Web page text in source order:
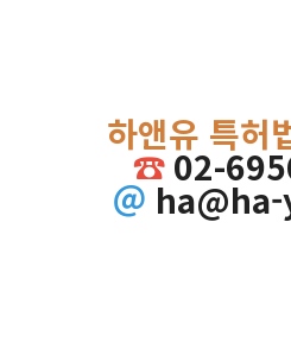
하앤유 특허
☎02-
＠